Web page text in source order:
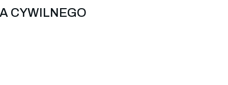
CYWILNEGO